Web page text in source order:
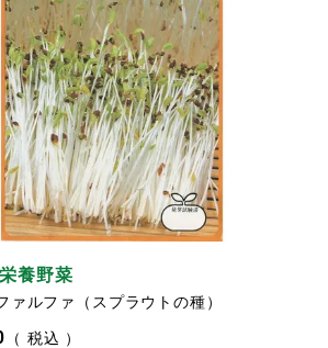
養野菜
ァルファ（スプラウトの種）
税込